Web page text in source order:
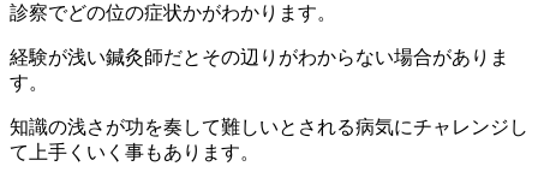
診察でどの位の症状かがわかります。
経験が浅い鍼灸師だとその辺りがわからない場合がありま
す。
知識の浅さが功を奏して難しいとされる病気にチャレンジし
て上手くいく事もあります。